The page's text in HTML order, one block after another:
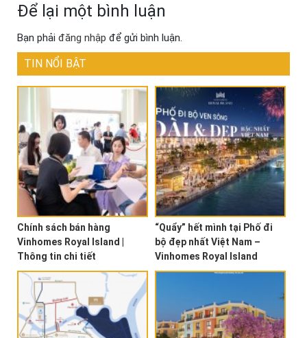
Để lại một bình luận
Bạn phải đăng nhập để gửi bình luận.
TIN NỔI BẬT
Chính sách bán hàng
Vinhomes Royal Island |
Thông tin chi tiết
“Quẩy” hết mình tại Phố đi
bộ đẹp nhất Việt Nam –
Vinhomes Royal Island